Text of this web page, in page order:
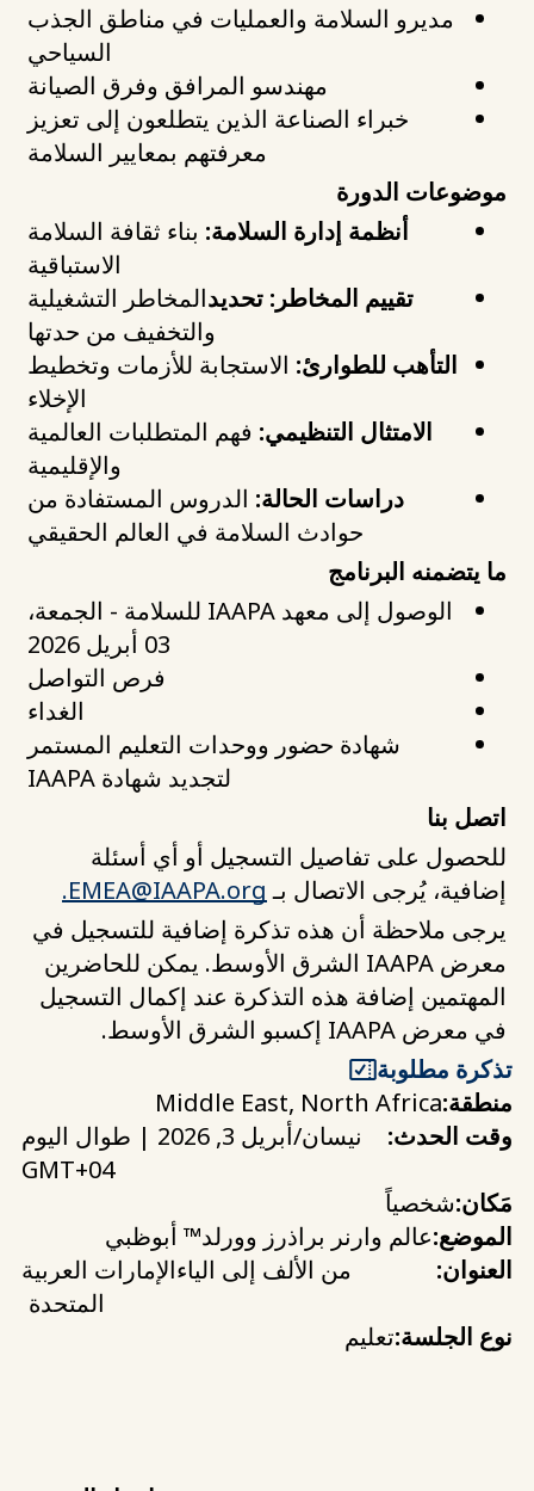
مديرو السلامة والعمليات في مناطق الجذب
السياحي
مهندسو المرافق وفرق الصيانة
خبراء الصناعة الذين يتطلعون إلى تعزيز
معرفتهم بمعايير السلامة
موضوعات الدورة
أنظمة إدارة السلامة: بناء ثقافة السلامة
الاستباقية
تقييم المخاطر: تحديدالمخاطر التشغيلية
والتخفيف من حدتها
التأهب للطوارئ: الاستجابة للأزمات وتخطيط
الإخلاء
الامتثال التنظيمي: فهم المتطلبات العالمية
والإقليمية
دراسات الحالة: الدروس المستفادة من
حوادث السلامة في العالم الحقيقي
ما يتضمنه البرنامج
الوصول إلى معهد IAAPA للسلامة - الجمعة،
03 أبريل 2026
فرص التواصل
الغداء
شهادة حضور ووحدات التعليم المستمر
لتجديد شهادة IAAPA
اتصل بنا
للحصول على تفاصيل التسجيل أو أي أسئلة
إضافية، يُرجى الاتصال بـ EMEA@IAAPA.org
.
يرجى ملاحظة أن هذه تذكرة إضافية للتسجيل في
معرض IAAPA الشرق الأوسط. يمكن للحاضرين
المهتمين إضافة هذه التذكرة عند إكمال التسجيل
في معرض IAAPA إكسبو الشرق الأوسط.
تذكرة مطلوبة
منطقة:Middle East, North Africa
وقت الحدث:
نيسان/أبريل 3, 2026 | طوال اليوم
GMT+04
مَكان:شخصياً
الموضع:عالم وارنر براذرز وورلد™ أبوظبي
العنوان:
من الألف إلى الياءالإمارات العربية
المتحدة
نوع الجلسة:تعليم